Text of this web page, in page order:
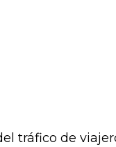
tráfico de